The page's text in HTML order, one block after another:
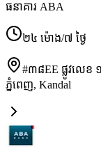
ធនាគារ ABA
២៤ ម៉ោង/៧ ថ្ងៃ
#៣៨EE ផ្លូវលេខ
ភ្នំពេញ, Kandal